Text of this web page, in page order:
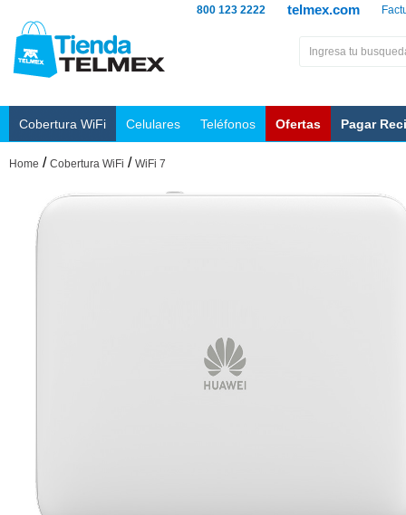
telmex.com
800 123 2222
Cobertura WiFi Celulares Teléfonos Ofertas Pagar
Home / Cobertura WiFi / WiFi 7